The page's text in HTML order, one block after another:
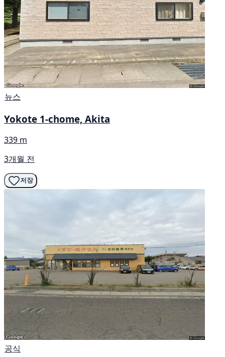
뉴스
Yokote 1-chome, Akita
339 m
3개월 전
저장
공식